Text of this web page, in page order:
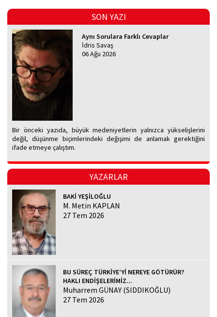
SON YAZI
Aynı Sorulara Farklı Cevaplar
İdris Savaş
06 Ağu 2026
Bir önceki yazıda, büyük medeniyetlerin yalnızca yükselişlerini
değil, düşünme biçimlerindeki değişimi de anlamak gerektiğini
ifade etmeye çalıştım.
YAZARLAR
BAKİ YEŞİLOĞLU
M. Metin KAPLAN
27 Tem 2026
BU SÜREÇ TÜRKİYE’Yİ NEREYE GÖTÜRÜR?
HAKLI ENDİŞELERİMİZ...
Muharrem GÜNAY (SIDDIKOĞLU)
27 Tem 2026